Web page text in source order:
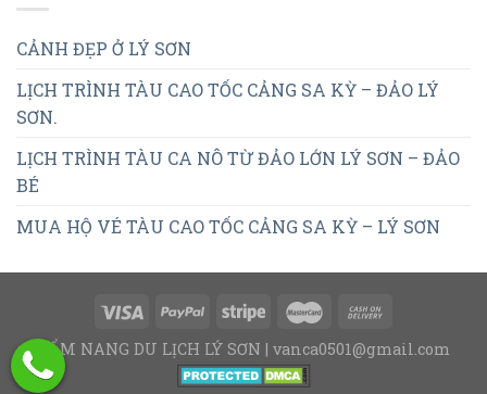
CẢNH ĐẸP Ở LÝ SƠN
LỊCH TRÌNH TÀU CAO TỐC CẢNG SA KỲ – ĐẢO LÝ
SƠN.
LỊCH TRÌNH TÀU CA NÔ TỪ ĐẢO LỚN LÝ SƠN – ĐẢO
BÉ
MUA HỘ VÉ TÀU CAO TỐC CẢNG SA KỲ – LÝ SƠN
CẨM NANG DU LỊCH LÝ SƠN | vanca0501@gmail.com